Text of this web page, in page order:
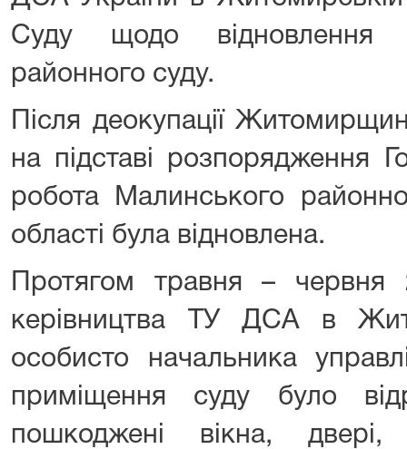
Суду щодо відновлення
районного суду.
Після деокупації
на підставі розпорядження
робота Малинського
області була відновлена.
Протягом травня – червня
керівництва ТУ ДСА в
особисто начальника
приміщення суду було
пошкоджені вікна, двері,